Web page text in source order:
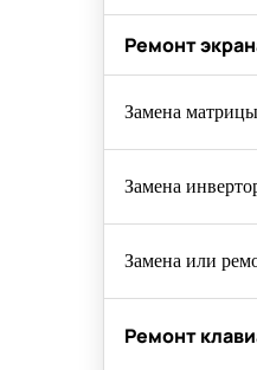
Ремонт
Замена
Замена
Замена или
Ремонт